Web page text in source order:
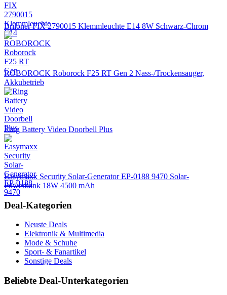
Briloner FIX 2790015 Klemmleuchte E14 8W Schwarz-Chrom
ROBOROCK Roborock F25 RT Gen 2 Nass-/Trockensauger,
Akkubetrieb
Ring Battery Video Doorbell Plus
Easymaxx Security Solar-Generator EP-0188 9470 Solar-
Powerbank 18W 4500 mAh
Deal-Kategorien
Neuste Deals
Elektronik & Multimedia
Mode & Schuhe
Sport- & Fanartikel
Sonstige Deals
Beliebte Deal-Unterkategorien